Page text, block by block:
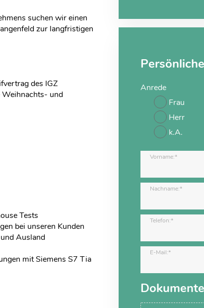
Anrede
Frau
Herr
k.A.
Vorname:*
Nachname:*
Telefon:*
E-Mail:*
Dokumente
suchen wir einen
zur langfristigen
des IGZ
Weihnachts- und
Tests
bei unseren Kunden
Ausland
mit Siemens S7 Tia